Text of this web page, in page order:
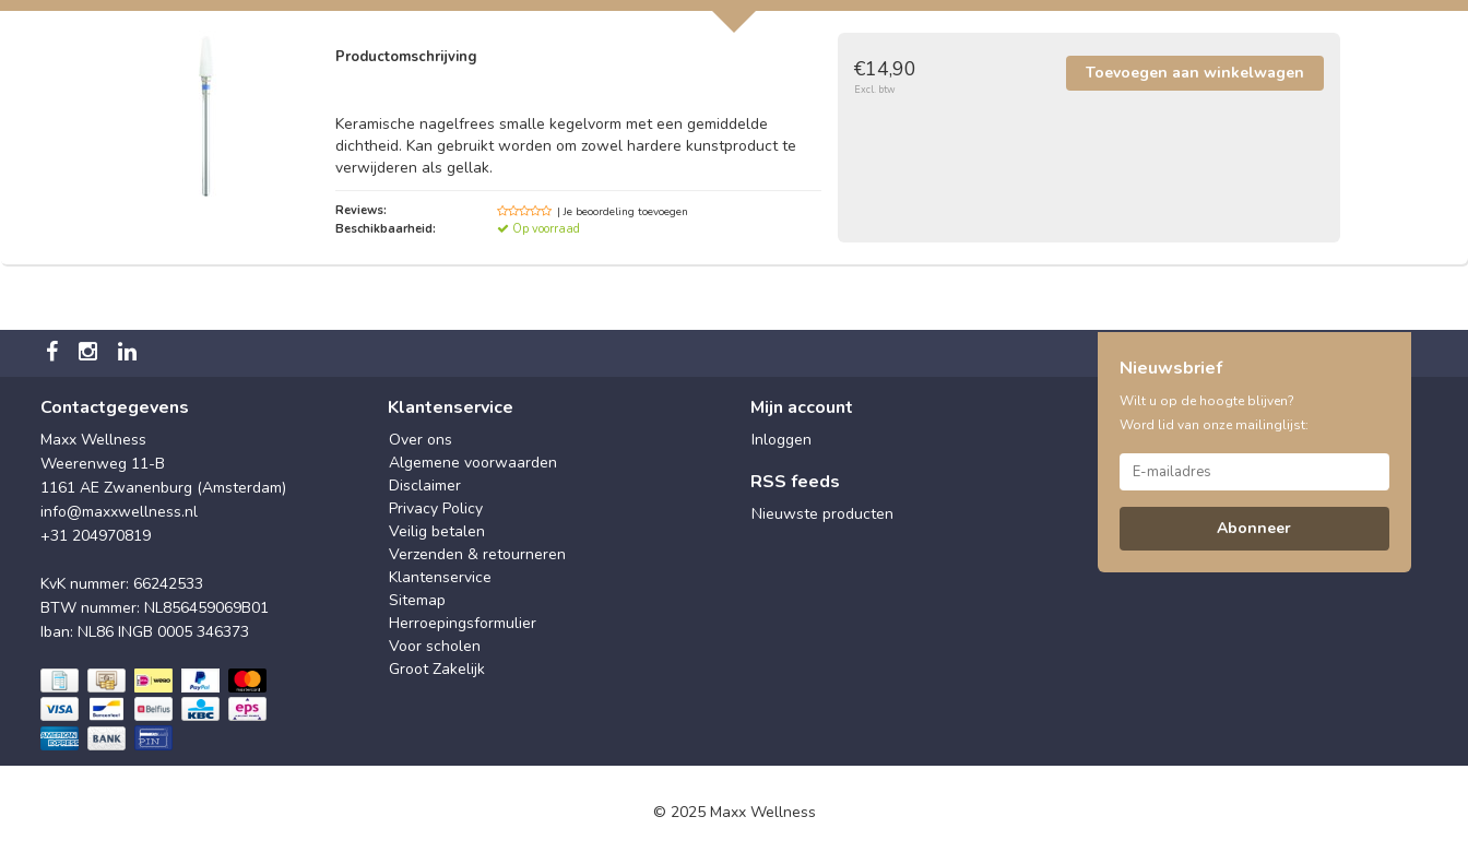
Productomschrijving
Keramische nagelfrees smalle kegelvorm met een gemiddelde
dichtheid. Kan gebruikt worden om zowel hardere kunstproduct te
verwijderen als gellak.
Reviews: | Je beoordeling toevoegen
Beschikbaarheid: Op voorraad
€14,90
Excl. btw
Contactgegevens
Maxx Wellness
Weerenweg 11-B
1161 AE Zwanenburg (Amsterdam)
info@maxxwellness.nl
+31 204970819
KvK nummer: 66242533
BTW nummer: NL856459069B01
Iban: NL86 INGB 0005 346373
Klantenservice
Over ons
Algemene voorwaarden
Disclaimer
Privacy Policy
Veilig betalen
Verzenden & retourneren
Klantenservice
Sitemap
Herroepingsformulier
Voor scholen
Groot Zakelijk
Mijn account
Inloggen
RSS feeds
Nieuwste producten
Nieuwsbrief
Wilt u op de hoogte blijven?
Word lid van onze mailinglijst:
Abonneer
© 2025 Maxx Wellness